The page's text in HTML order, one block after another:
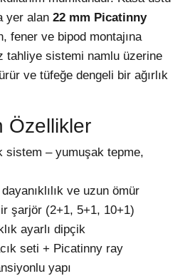
yer alan 22 mm Picatinny
fener ve bipod montajına
tahliye sistemi namlu üzerine
ve tüfeğe dengeli bir ağırlık
Özellikler
sistem – yumuşak tepme,
ve uzun ömür
şarjör (2+1, 5+1, 10+1)
ayarlı dipçik
seti + Picatinny ray
yapı